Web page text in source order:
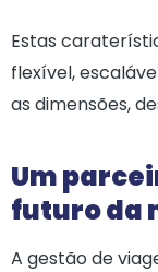
Estas
flexível,
as dimensões,
Um
futuro da
A gestão de